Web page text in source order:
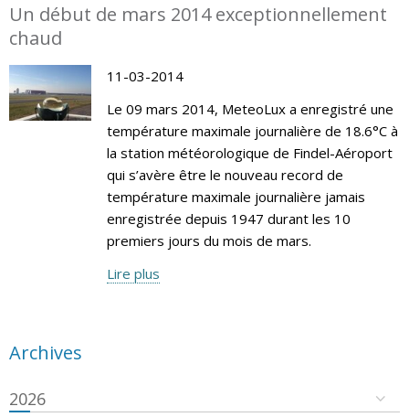
Un début de mars 2014 exceptionnellement
chaud
11-03-2014
Le 09 mars 2014, MeteoLux a enregistré une
température maximale journalière de 18.6°C à
la station météorologique de Findel-Aéroport
qui s’avère être le nouveau record de
température maximale journalière jamais
enregistrée depuis 1947 durant les 10
premiers jours du mois de mars.
Lire plus
Archives
2026